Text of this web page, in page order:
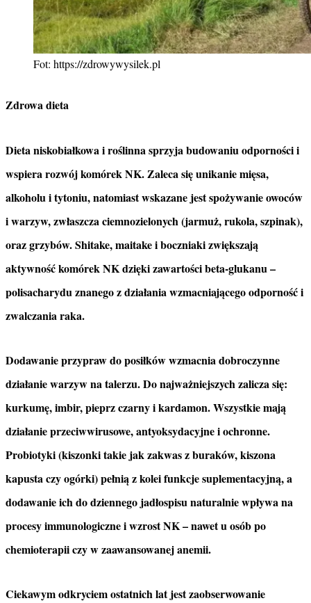
Fot: https://zdrowywysilek.pl
Zdrowa dieta
Dieta niskobiałkowa i roślinna sprzyja budowaniu odporności i
wspiera rozwój komórek NK. Zaleca się unikanie mięsa,
alkoholu i tytoniu, natomiast wskazane jest spożywanie owoców
i warzyw, zwłaszcza ciemnozielonych (jarmuż, rukola, szpinak),
oraz grzybów. Shitake, maitake i boczniaki zwiększają
aktywność komórek NK dzięki zawartości beta-glukanu –
polisacharydu znanego z działania wzmacniającego odporność i
zwalczania raka.
Dodawanie przypraw do posiłków wzmacnia dobroczynne
działanie warzyw na talerzu. Do najważniejszych zalicza się:
kurkumę, imbir, pieprz czarny i kardamon. Wszystkie mają
działanie przeciwwirusowe, antyoksydacyjne i ochronne.
Probiotyki (kiszonki takie jak zakwas z buraków, kiszona
kapusta czy ogórki) pełnią z kolei funkcje suplementacyjną, a
dodawanie ich do dziennego jadłospisu naturalnie wpływa na
procesy immunologiczne i wzrost NK – nawet u osób po
chemioterapii czy w zaawansowanej anemii.
Ciekawym odkryciem ostatnich lat jest zaobserwowanie